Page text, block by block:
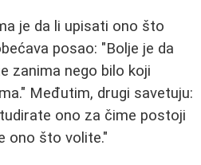
je da li upisati ono što
posao: "Bolje je da
zanima nego bilo koji
Međutim, drugi savetuju:
ono za čime postoji
ono što volite."